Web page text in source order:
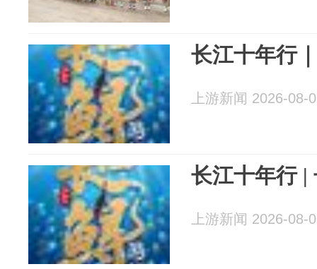
长江十年行
上游新闻 2026-08-
长江十年行 |
上游新闻 2026-08-